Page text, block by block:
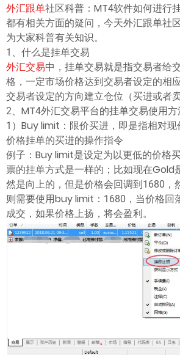
한글
日本語
Tiếng việt
ไทย
外汇跟单社区科普：MT4软件如何进行
都有相关方面的疑问，今天外汇跟单社
为大家科普有关知识。
1、什么是挂单交易
外汇交易中，挂单交易就是指交易者给
格，一定市场价格达到交易者设定的相
交易者设定的方向建立仓位（买进或者
2、MT4外汇交易平台的挂单交易使用
1）Buy limit：限价买进，即是指相对
价格挂单的买进的操作指令
例子：Buy limit是设定为以更低的价格
票的挂单方式是一样的；比如现在Gold
然是向上的，但是价格会回调到1680，
则需要使用buy limit：1680，当价格回
成交，如果价格上扬，将会盈利。